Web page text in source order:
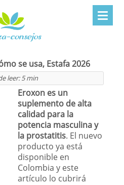
se usa, Estafa 2026
leer:5 min
Eroxon es un
suplemento de alta
calidad para la
potencia masculina y
la prostatitis. El nuevo
producto ya está
disponible en
Colombia y este
artículo lo cubrirá